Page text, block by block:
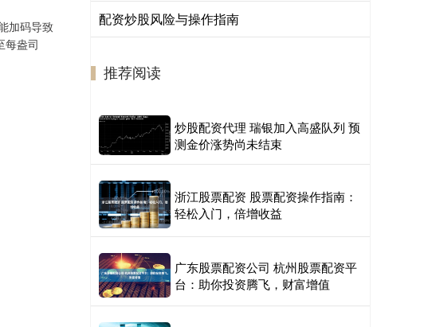
加码导致
每盎司
配资炒股风险与操作指南
推荐阅读
炒股配资代理 瑞银加入高盛队列 预
测金价涨势尚未结束
浙江股票配资 股票配资操作指南：
轻松入门，倍增收益
广东股票配资公司 杭州股票配资平
台：助你投资腾飞，财富增值